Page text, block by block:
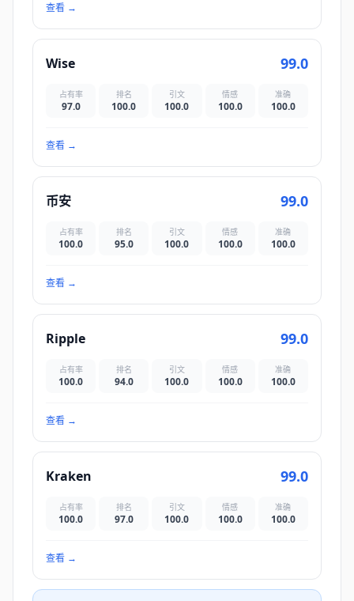
查看 →
Wise 99.0
占有率
97.0
排名
100.0
引文
100.0
情感
100.0
准确
100.0
查看 →
币安 99.0
占有率
100.0
排名
95.0
引文
100.0
情感
100.0
准确
100.0
查看 →
Ripple 99.0
占有率
100.0
排名
94.0
引文
100.0
情感
100.0
准确
100.0
查看 →
Kraken 99.0
占有率
100.0
排名
97.0
引文
100.0
情感
100.0
准确
100.0
查看 →